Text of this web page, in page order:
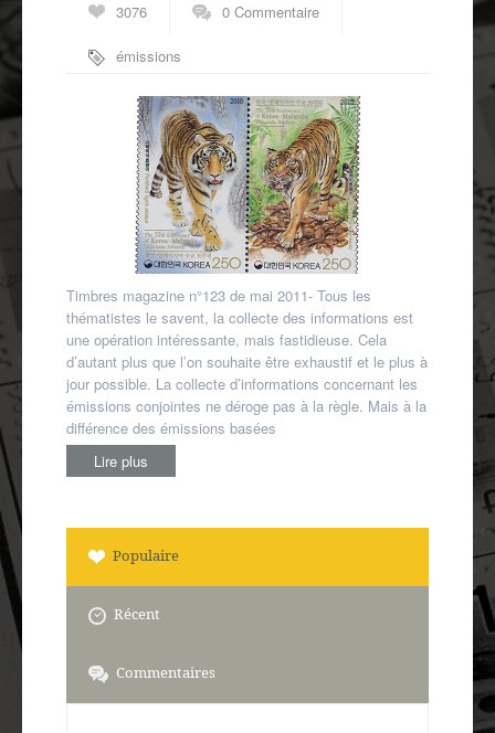
3076 0 Commentaire
émissions
thématique
émissions
communes
Timbres magazine n°123 de mai 2011- Tous les
thématistes le savent, la collecte des informations est
une opération intéressante, mais fastidieuse. Cela
d’autant plus que l’on souhaite être exhaustif et le plus à
jour possible. La collecte d’informations concernant les
émissions conjointes ne déroge pas à la règle. Mais à la
différence des émissions basées
Lire plus
Populaire
Récent
Commentaires